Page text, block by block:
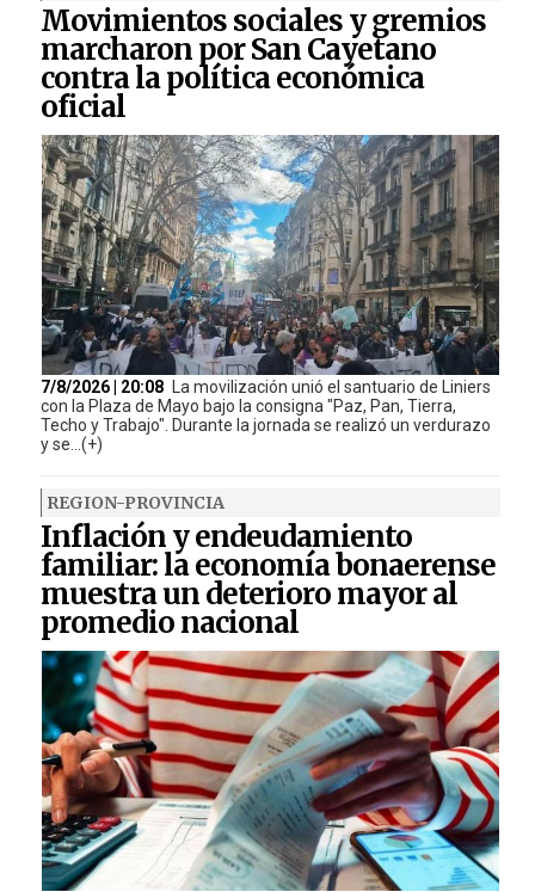
Movimientos sociales y gremios
marcharon por San Cayetano
contra la política económica
oficial
7/8/2026 | 20:08
La movilización unió el santuario de Liniers
con la Plaza de Mayo bajo la consigna "Paz, Pan, Tierra,
Techo y Trabajo". Durante la jornada se realizó un verdurazo
y se...(+)
REGION-PROVINCIA
Inflación y endeudamiento
familiar: la economía bonaerense
muestra un deterioro mayor al
promedio nacional